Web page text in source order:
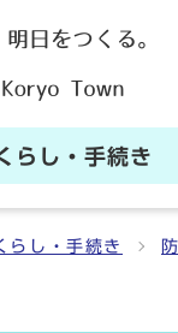
らし・手続き
らし・手続き